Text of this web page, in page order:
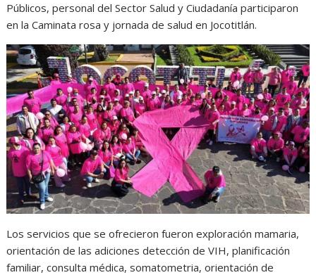
Públicos, personal del Sector Salud y Ciudadanía participaron
en la Caminata rosa y jornada de salud en Jocotitlán.
Los servicios que se ofrecieron fueron exploración mamaria,
orientación de las adiciones detección de VIH, planificación
familiar, consulta médica, somatometria, orientación de